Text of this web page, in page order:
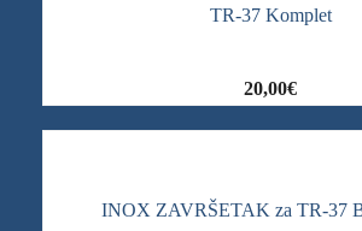
TR-37 Komplet
20,00€
INOX ZAVRŠETAK za TR-37